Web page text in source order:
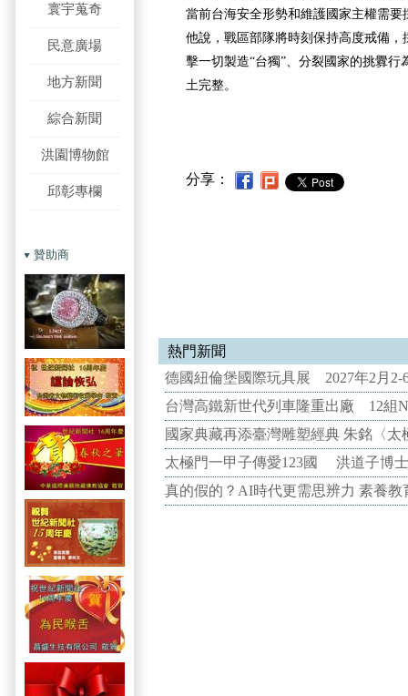
寰宇蒐奇
民意廣場
地方新聞
綜合新聞
洪園博物館
邱彰專欄
贊助商
當前台海安全形勢和維護國家主權需要
他說，戰區部隊將時刻保持高度戒備
擊一切製造“台獨”、分裂國家的挑釁行
土完整。
分享：
熱門新聞
德國紐倫堡國際玩具展 2027年2月2-
台灣高鐵新世代列車隆重出廠 12組
國家典藏再添臺灣雕塑經典 朱銘〈
太極門一甲子傳愛123國 洪道子博
真的假的？AI時代更需思辨力 素養